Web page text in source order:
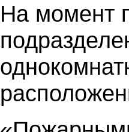
На момент